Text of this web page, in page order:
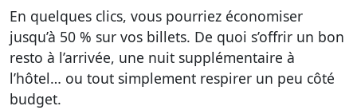
En quelques clics, vous pourriez économiser
jusqu’à 50 % sur vos billets. De quoi s’offrir un bon
resto à l’arrivée, une nuit supplémentaire à
l’hôtel… ou tout simplement respirer un peu côté
budget.